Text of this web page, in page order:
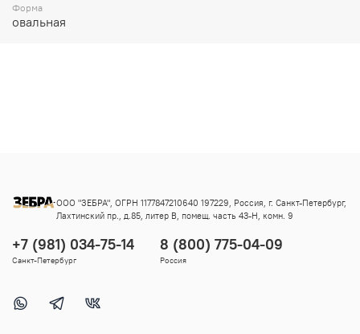
Форма
овальная
+7 (981) 034-75-14
Санкт-Петербург
8 (800) 775-04-09
Россия
ООО "ЗЕБРА", ОГРН 1177847210640 197229, Россия, г. Санкт-Петербург,
Лахтинский пр., д.85, литер В, помещ. часть 43-Н, комн. 9